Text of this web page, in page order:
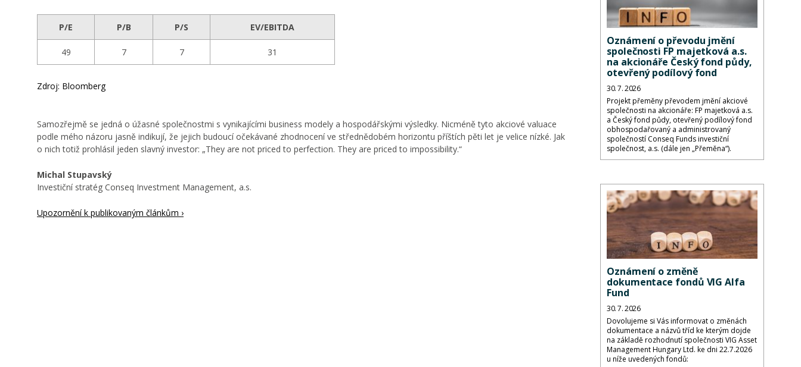
P/E P/B P/S EV/EBITDA
49 7 7 31
Zdroj: Bloomberg
Samozřejmě se jedná o úžasné společnostmi s vynikajícími business modely a hospodářskými výsledky. Nicméně tyto akciové valuace
podle mého názoru jasně indikují, že jejich budoucí očekávané zhodnocení ve střednědobém horizontu příštích pěti let je velice nízké. Jak
o nich totiž prohlásil jeden slavný investor: „They are not priced to perfection. They are priced to impossibility.“
Michal Stupavský
Investiční stratég Conseq Investment Management, a.s.
Upozornění k publikovaným článkům ›
Oznámení o převodu jmění
společnosti FP majetková a.s.
na akcionáře Český fond půdy,
otevřený podílový fond
30. 7. 2026
Projekt přeměny převodem jmění akciové
společnosti na akcionáře: FP majetková a.s.
a Český fond půdy, otevřený podílový fond
obhospodařovaný a administrovaný
společností Conseq Funds investiční
společnost, a.s. (dále jen „Přeměna“).
Oznámení o změně
dokumentace fondů VIG Alfa
Fund
30. 7. 2026
Dovolujeme si Vás informovat o změnách
dokumentace a názvů tříd ke kterým dojde
na základě rozhodnutí společnosti VIG Asset
Management Hungary Ltd. ke dni 22.7.2026
u níže uvedených fondů: